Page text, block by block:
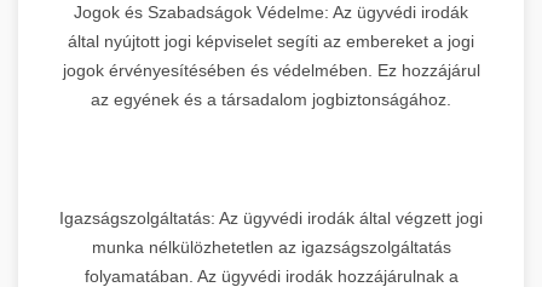
Jogok és Szabadságok Védelme: Az ügyvédi irodák
által nyújtott jogi képviselet segíti az embereket a jogi
jogok érvényesítésében és védelmében. Ez hozzájárul
az egyének és a társadalom jogbiztonságához.
Igazságszolgáltatás: Az ügyvédi irodák által végzett jogi
munka nélkülözhetetlen az igazságszolgáltatás
folyamatában. Az ügyvédi irodák hozzájárulnak a